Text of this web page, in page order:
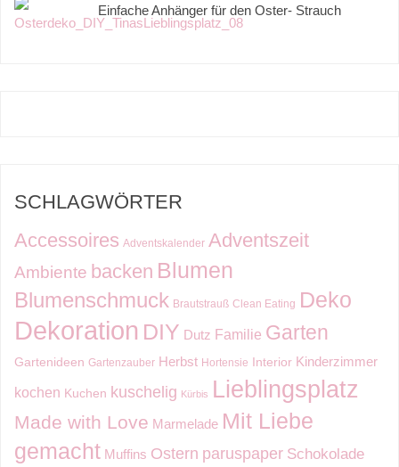
Einfache Anhänger für den Oster- Strauch
SCHLAGWÖRTER
Accessoires Adventskalender Adventszeit
Ambiente backen Blumen
Blumenschmuck Brautstrauß Clean Eating Deko
Dekoration DIY Dutz Familie Garten
Gartenideen Gartenzauber Herbst Hortensie Interior Kinderzimmer
kochen Kuchen kuschelig Kürbis Lieblingsplatz
Made with Love Marmelade Mit Liebe
gemacht Muffins Ostern paruspaper Schokolade